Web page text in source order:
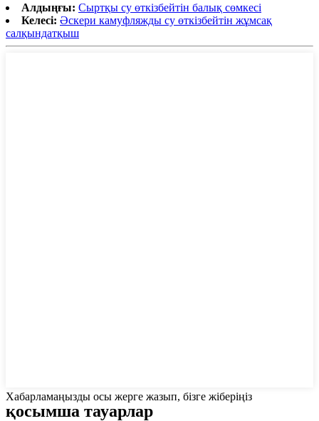
Алдыңғы: Сыртқы су өткізбейтін балық сөмкесі
Келесі: Әскери камуфляжды су өткізбейтін жұмсақ
салқындатқыш
Хабарламаңызды осы жерге жазып, бізге жіберіңіз
қосымша тауарлар